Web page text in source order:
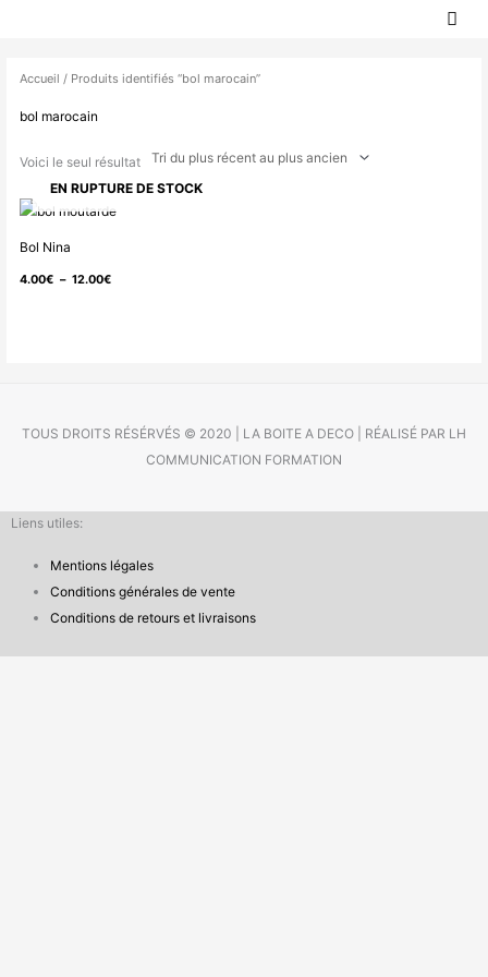
Accueil / Produits identifiés “bol marocain”
bol marocain
Voici le seul résultat
EN RUPTURE DE STOCK
Bol Nina
4.00€ – 12.00€
Plage
4.00€
TOUS DROITS RÉSÉRVÉS © 2020 | LA BOITE A DECO | RÉALISÉ PAR LH
COMMUNICATION FORMATION
Liens utiles:
Mentions légales
Conditions générales de vente
Conditions de retours et livraisons